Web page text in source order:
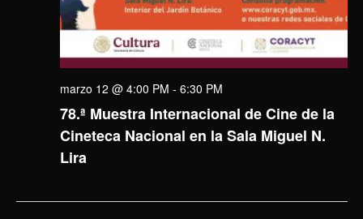
78.ª Muestra Internacional de Cine de la
Cineteca Nacional en la Sala Miguel N.
Lira
marzo 12 @ 4:00 PM - 6:30 PM